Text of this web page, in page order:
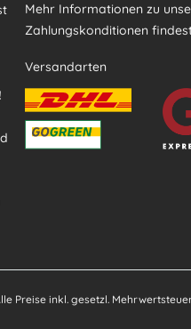
Mehr Informationen zu
Zahlungskonditionen
Versandarten
Preise inkl. gesetzl.